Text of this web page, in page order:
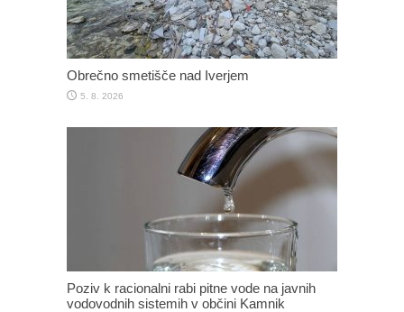
Obrečno smetišče nad Iverjem
5. 8. 2026
Poziv k racionalni rabi pitne vode na javnih
vodovodnih sistemih v občini Kamnik